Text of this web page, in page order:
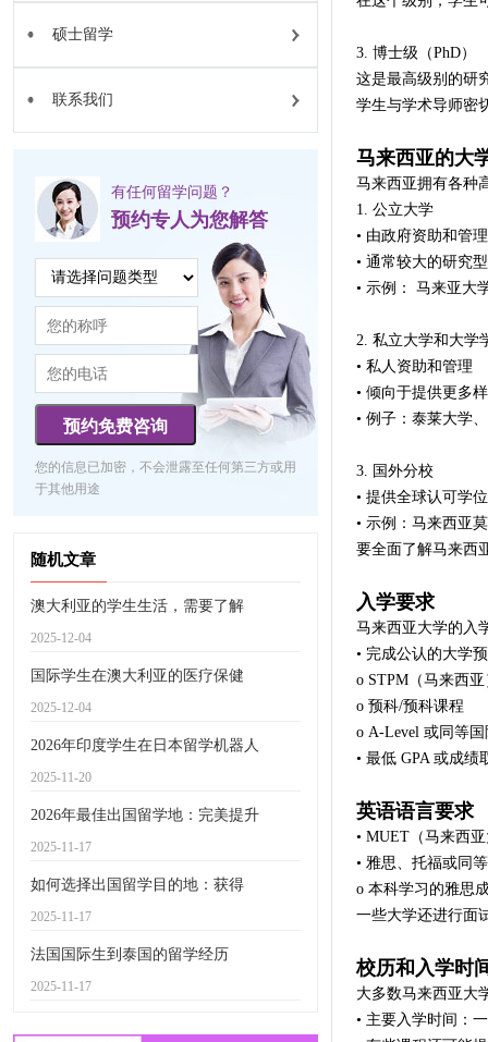
硕士留学
联系我们
有任何留学问题？
预约专人为您解答
预约免费咨询
您的信息已加密，不会泄露至任何第三方或用
于其他用途
随机文章
澳大利亚的学生生活，需要了解
2025-12-04
国际学生在澳大利亚的医疗保健
2025-12-04
2026年印度学生在日本留学机器人
2025-11-20
2026年最佳出国留学地：完美提升
2025-11-17
如何选择出国留学目的地：获得
2025-11-17
法国国际生到泰国的留学经历
2025-11-17
3. 博士级（PhD）
这是最高级别的研
学生与学术导师密
马来西亚的大
马来西亚拥有各种
1. 公立大学
• 由政府资助和管理
• 通常较大的研究
• 示例： 马来亚大
2. 私立大学和大学
• 私人资助和管理
• 倾向于提供更多
• 例子：泰莱大学
3. 国外分校
• 提供全球认可学
• 示例：马来西亚
要全面了解马来西
入学要求
马来西亚大学的入
• 完成公认的大学
o STPM（马来西亚
o 预科/预科课程
o A-Level 或同等
• 最低 GPA 或成绩
英语语言要求
• MUET（马来西
• 雅思、托福或同
o 本科学习的雅思
一些大学还进行面
校历和入学时
大多数马来西亚大
• 主要入学时间：